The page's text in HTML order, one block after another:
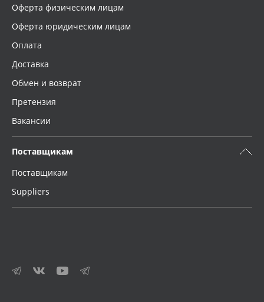
Оферта физическим лицам
Оферта юридическим лицам
Оплата
Доставка
Обмен и возврат
Претензия
Вакансии
Поставщикам
Поставщикам
Suppliers